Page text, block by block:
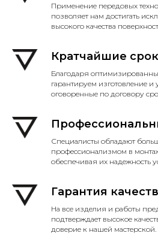
Применение передовых
позволяет нам достигать
высокого качества
Кратчайшие
Благодаря
гарантируем изготовление и
оговоренные по договору
Специалисты обладают
профессионализмом в
обеспечивая их надежность
Гарантия
На все изделия и работы
подтверждает высокое
доверие к нашей мастерской.